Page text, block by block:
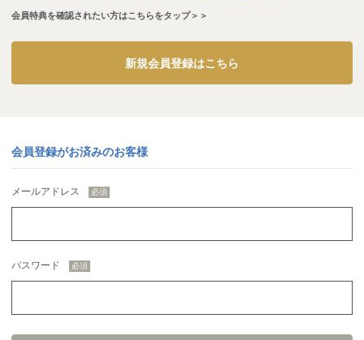
会員特典を確認されたい方はこちらをタップ＞＞
新規会員登録はこちら
会員登録がお済みのお客様
メールアドレス
パスワード